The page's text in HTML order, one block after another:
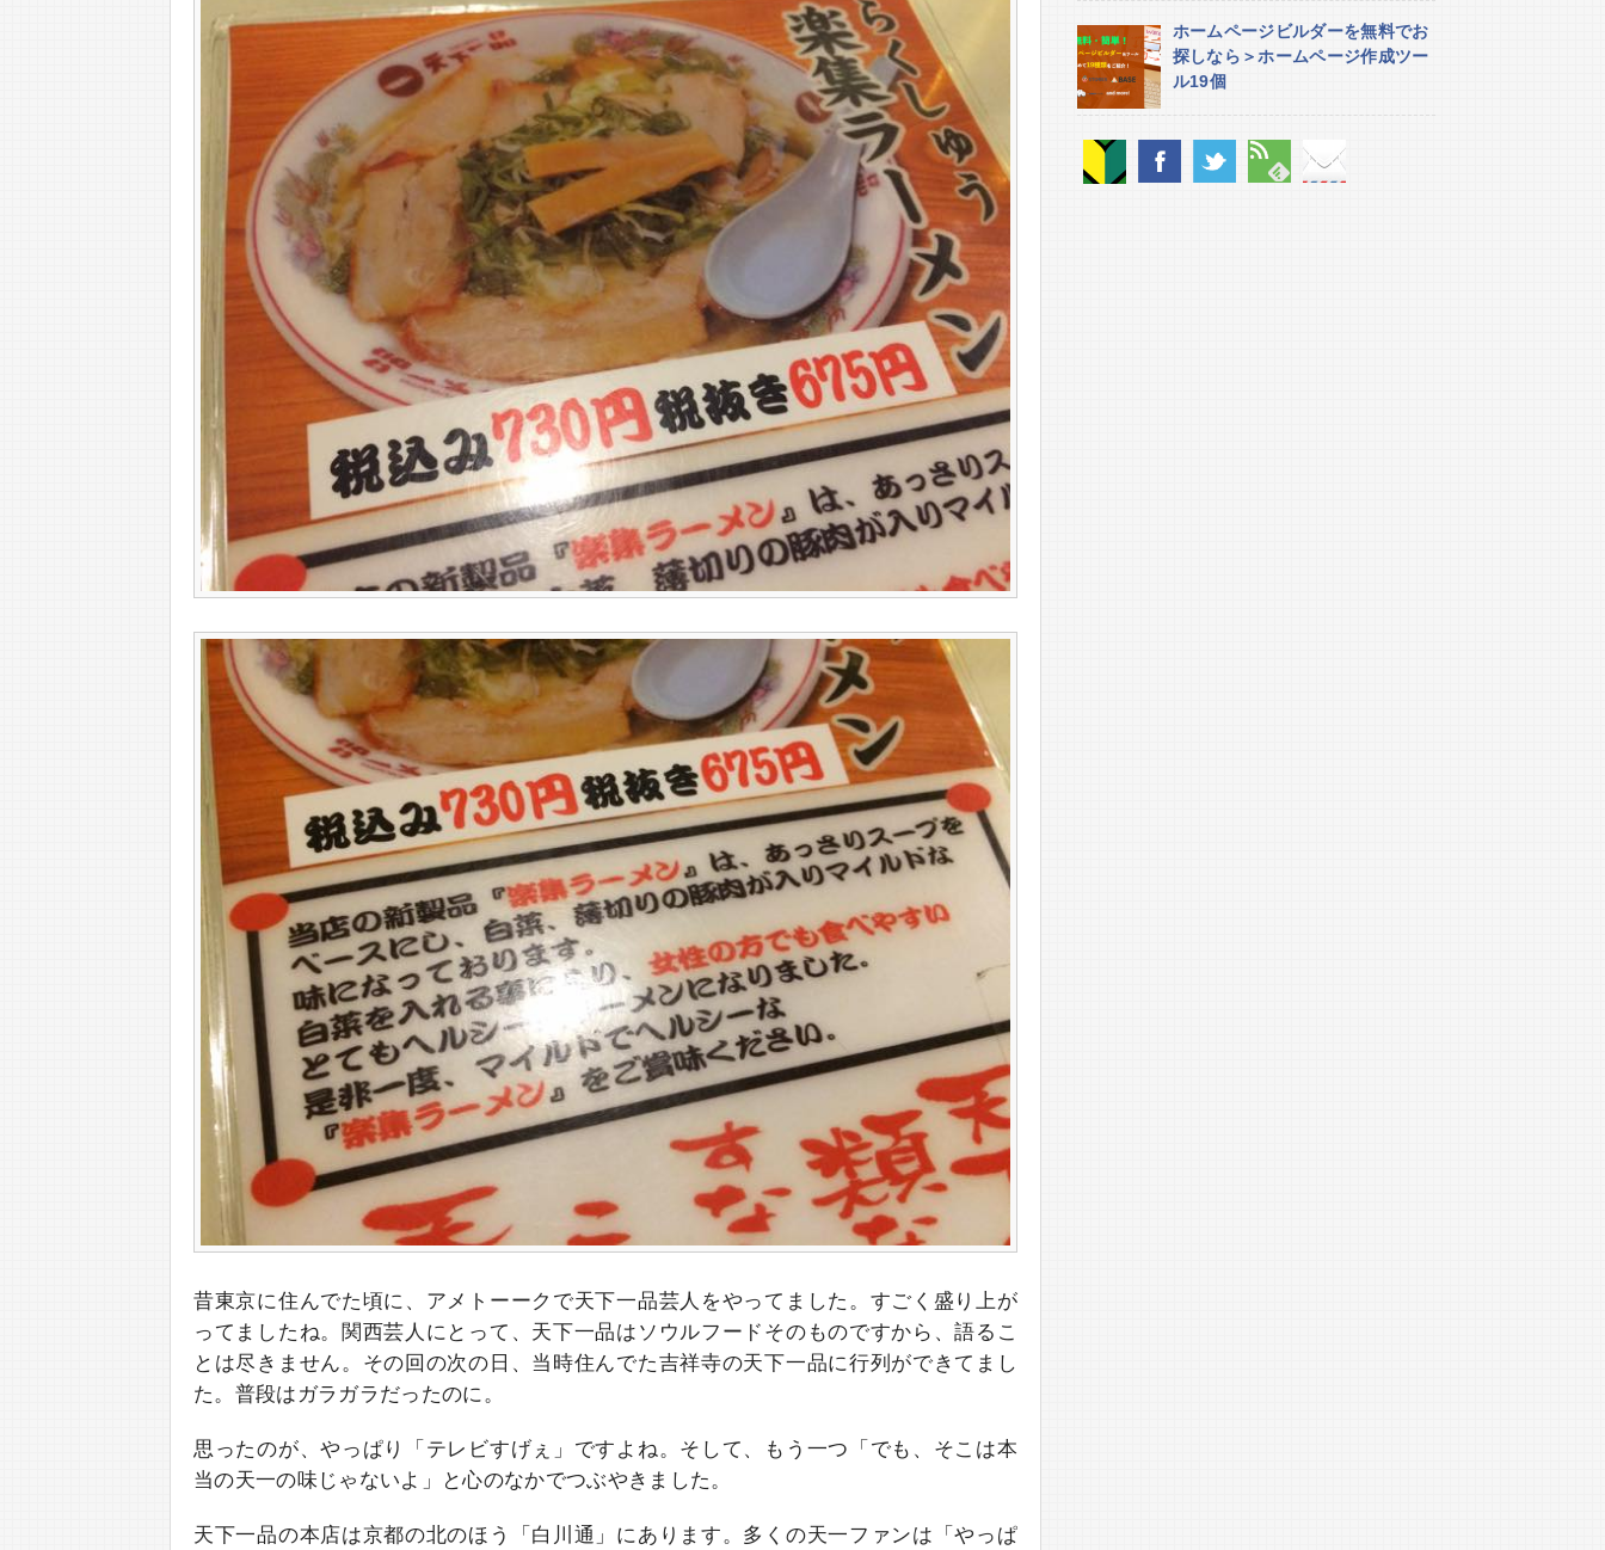
昔東京に住んでた頃に、アメトーークで天下一品芸人をやってました。すごく盛り上が
ってましたね。関西芸人にとって、天下一品はソウルフードそのものですから、語るこ
とは尽きません。その回の次の日、当時住んでた吉祥寺の天下一品に行列ができてまし
た。普段はガラガラだったのに。
思ったのが、やっぱり「テレビすげぇ」ですよね。そして、もう一つ「でも、そこは本
当の天一の味じゃないよ」と心のなかでつぶやきました。
天下一品の本店は京都の北のほう「白川通」にあります。多くの天一ファンは「やっぱ
ホームページビルダーを無料でお
探しなら＞ホームページ作成ツー
ル19個